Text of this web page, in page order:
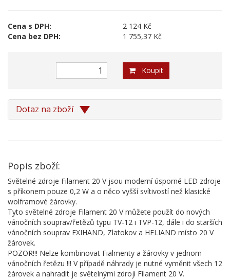
Cena s DPH:
2 124 Kč
Cena bez DPH:
1 755,37 Kč
Koupit
Dotaz na zboží
Popis zboží:
Světelné zdroje Filament 20 V jsou moderní úsporné LED zdroje
s příkonem pouze 0,2 W a o něco vyšší svítivostí než klasické
wolframové žárovky.
Tyto světelné zdroje Filament 20 V můžete použít do nových
vánočních souprav/řetězů typu TV-12 i TVP-12, dále i do starších
vánočních souprav EXIHAND, Zlatokov a HELIAND místo 20 V
žárovek.
POZOR!!! Nelze kombinovat Fialmenty a žárovky v jednom
vánočních řetězu !!! V případě náhrady je nutné vyměnit všech 12
žárovek a nahradit je světelnými zdroji Filament 20 V.